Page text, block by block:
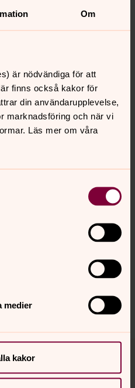
Om
är nödvändiga för att
finns också kakor för
din användarupplevelse,
marknadsföring och när vi
Läs mer om våra
medier
kakor
kyrkan klicka här!
del av din tid, din
till församlingsarbetet. Du
på sidans